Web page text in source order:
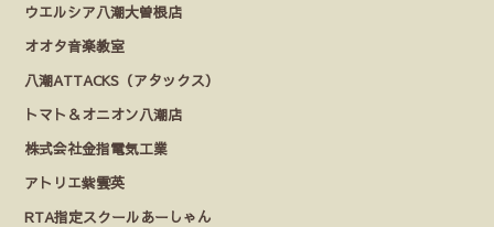
ウエルシア八潮大曽根店
オオタ音楽教室
八潮ATTACKS（アタックス）
トマト＆オニオン八潮店
株式会社金指電気工業
アトリエ紫雲英
RTA指定スクールあーしゃん